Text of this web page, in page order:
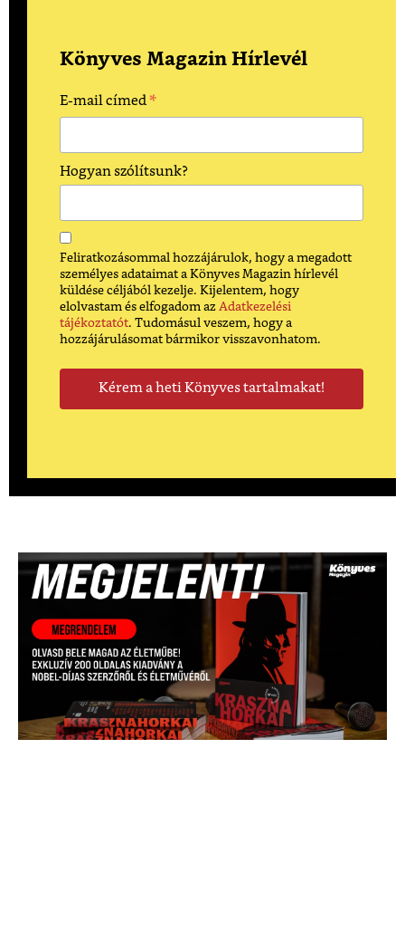
Könyves Magazin Hírlevél
E-mail címed *
Hogyan szólítsunk?
Feliratkozásommal hozzájárulok, hogy a megadott
személyes adataimat a Könyves Magazin hírlevél
küldése céljából kezelje. Kijelentem, hogy
elolvastam és elfogadom az Adatkezelési
tájékoztatót. Tudomásul veszem, hogy a
hozzájárulásomat bármikor visszavonhatom.